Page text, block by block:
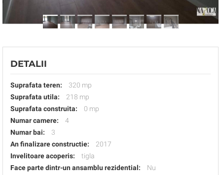
DETALII
Suprafata teren:
320 mp
Suprafata utila:
218 mp
Suprafata construita:
0 mp
Numar camere:
4
Numar bai:
3
An finalizare constructie:
2017
Invelitoare acoperis:
tigla
Face parte dintr-un ansamblu rezidential:
Nu